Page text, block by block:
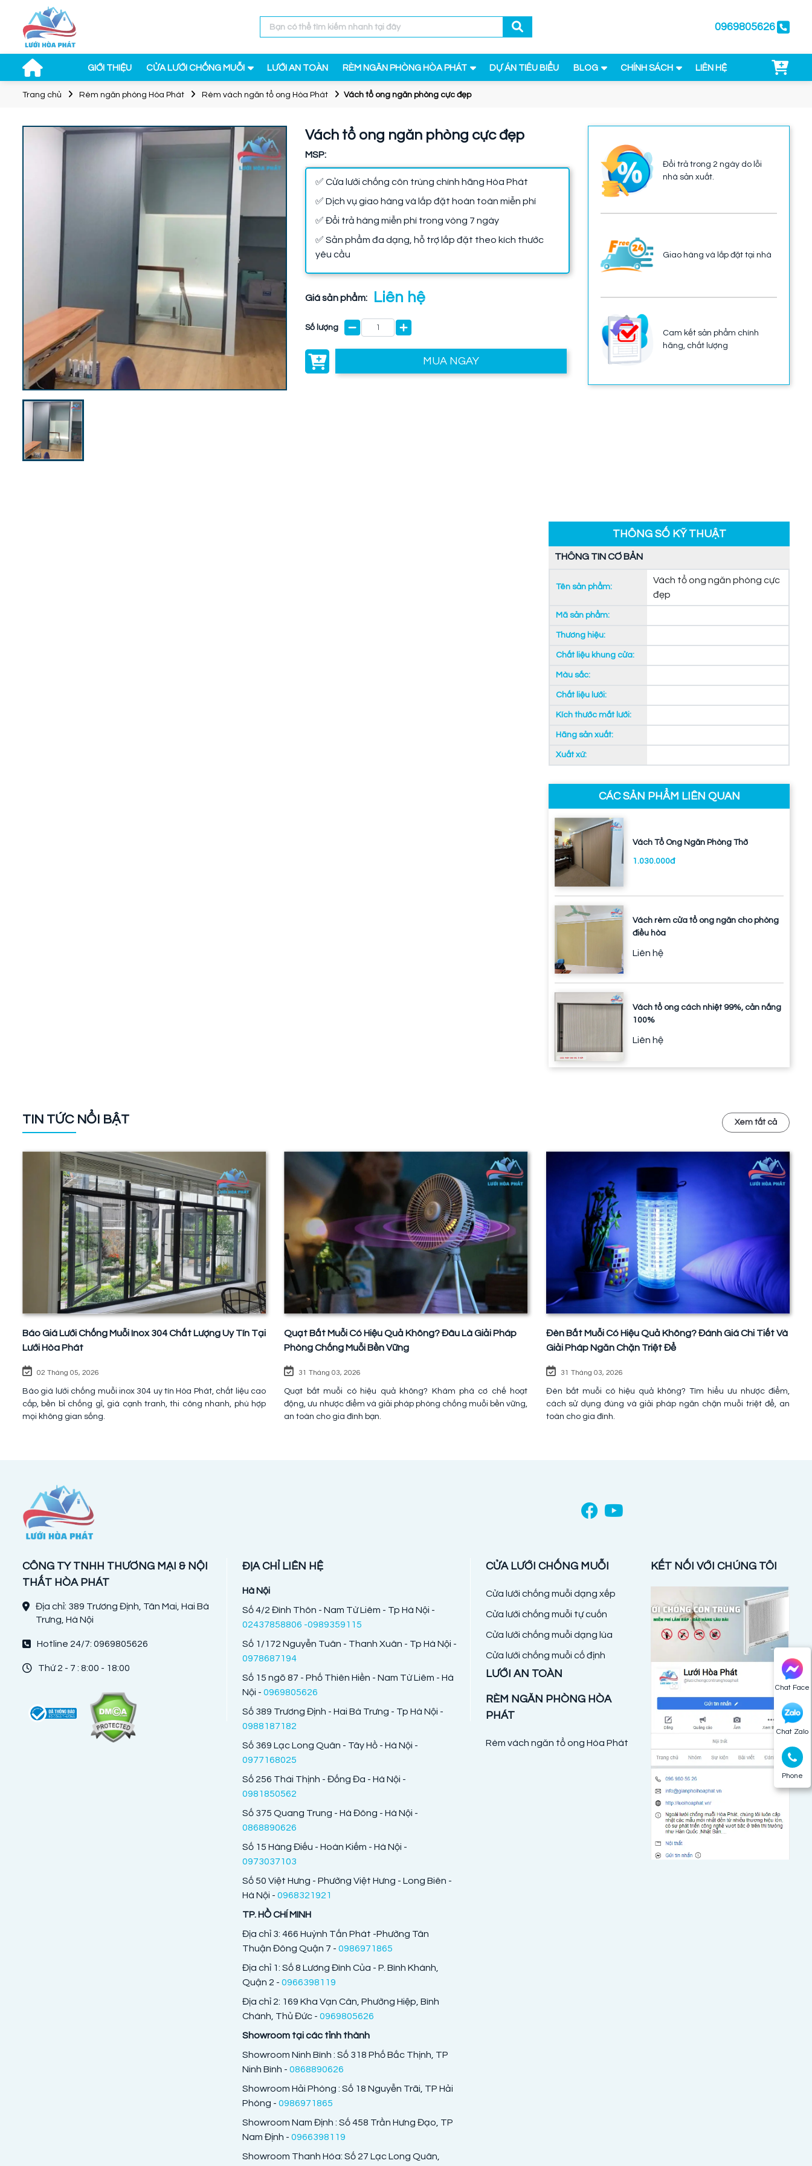
0969805626
GIỚI THIỆU CỬA LƯỚI CHỐNG MUỖI LƯỚI AN TOÀN RÈM NGĂN PHÒNG HÒA PHÁT DỰ ÁN TIÊU BIỂU BLOG CHÍNH SÁCH LIÊN HỆ
Chat Face
Chat Zalo
Phone
Trang chủ Rèm ngăn phòng Hòa Phát Rèm vách ngăn tổ ong Hòa Phát Vách tổ ong ngăn phòng cực đẹp
Vách tổ ong ngăn phòng cực đẹp
MSP:
✅ Cửa lưới chống côn trùng chính hãng Hòa Phát
✅ Dịch vụ giao hàng và lắp đặt hoàn toàn miễn phí
✅ Đổi trả hàng miễn phí trong vòng 7 ngày
✅ Sản phẩm đa dạng, hỗ trợ lắp đặt theo kích thước
yêu cầu
Giá sản phẩm: Liên hệ
Số lượng
MUA NGAY
Đổi trả trong 2 ngày do lỗi
nhà sản xuất.
Giao hàng và lắp đặt tại nhà
Cam kết sản phẩm chính
hãng, chất lượng
THÔNG SỐ KỸ THUẬT
THÔNG TIN CƠ BẢN
Tên sản phẩm:
Vách tổ ong ngăn phòng cực
đẹp
Mã sản phẩm:
Thương hiệu:
Chất liệu khung cửa:
Màu sắc:
Chất liệu lưới:
Kích thước mắt lưới:
Hãng sản xuất:
Xuất xứ:
CÁC SẢN PHẨM LIÊN QUAN
Vách Tổ Ong Ngăn Phòng Thờ
1.030.000đ
Vách rèm cửa tổ ong ngăn cho phòng
điều hòa
Liên hệ
Vách tổ ong cách nhiệt 99%, cản nắng
100%
Liên hệ
TIN TỨC NỔI BẬT
Báo Giá Lưới Chống Muỗi Inox 304 Chất Lượng Uy Tín Tại
Lưới Hòa Phát
02 Tháng 05, 2026
Báo giá lưới chống muỗi inox 304 uy tín Hòa Phát, chất liệu cao
cấp, bền bỉ chống gỉ, giá cạnh tranh, thi công nhanh, phù hợp
mọi không gian sống.
Quạt Bắt Muỗi Có Hiệu Quả Không? Đâu Là Giải Pháp
Phòng Chống Muỗi Bền Vững
31 Tháng 03, 2026
Quạt bắt muỗi có hiệu quả không? Khám phá cơ chế hoạt
động, ưu nhược điểm và giải pháp phòng chống muỗi bền vững,
an toàn cho gia đình bạn.
Đèn Bắt Muỗi Có Hiệu Quả Không? Đánh Giá Chi Tiết Và
Giải Pháp Ngăn Chặn Triệt Để
31 Tháng 03, 2026
Đèn bắt muỗi có hiệu quả không? Tìm hiểu ưu nhược điểm,
cách sử dụng đúng và giải pháp ngăn chặn muỗi triệt để, an
toàn cho gia đình.
Xem tất cả
CÔNG TY TNHH THƯƠNG MẠI & NỘI
THẤT HÒA PHÁT
Địa chỉ: 389 Trương Định, Tân Mai, Hai Bà
Trưng, Hà Nội
Hotline 24/7: 0969805626
Thứ 2 - 7 : 8:00 - 18:00
ĐỊA CHỈ LIÊN HỆ
Hà Nội
Số 4/2 Đình Thôn - Nam Từ Liêm - Tp Hà Nội -
02437858806 -0989359115
Số 1/172 Nguyễn Tuân - Thanh Xuân - Tp Hà Nội -
0978687194
Số 15 ngõ 87 - Phố Thiên Hiền - Nam Từ Liêm - Hà
Nội - 0969805626
Số 389 Trương Định - Hai Bà Trưng - Tp Hà Nội -
0988187182
Số 369 Lạc Long Quân - Tây Hồ - Hà Nội -
0977168025
Số 256 Thái Thịnh - Đống Đa - Hà Nội -
0981850562
Số 375 Quang Trung - Hà Đông - Hà Nội -
0868890626
Số 15 Hàng Điếu - Hoàn Kiếm - Hà Nội -
0973037103
Số 50 Việt Hưng - Phường Việt Hưng - Long Biên -
Hà Nội - 0968321921
TP. HỒ CHÍ MINH
Địa chỉ 3: 466 Huỳnh Tấn Phát -Phường Tân
Thuận Đông Quận 7 - 0986971865
Địa chỉ 1: Số 8 Lương Đình Của - P. Bình Khánh,
Quận 2 - 0966398119
Địa chỉ 2: 169 Kha Vạn Cân, Phường Hiệp, Bình
Chánh, Thủ Đức - 0969805626
Showroom tại các tỉnh thành
Showroom Ninh Bình : Số 318 Phố Bắc Thịnh, TP
Ninh Bình - 0868890626
Showroom Hải Phòng : Số 18 Nguyễn Trãi, TP Hải
Phòng - 0986971865
Showroom Nam Định : Số 458 Trần Hưng Đạo, TP
Nam Định - 0966398119
Showroom Thanh Hóa: Số 27 Lạc Long Quân,
CỬA LƯỚI CHỐNG MUỖI
Cửa lưới chống muỗi dạng xếp
Cửa lưới chống muỗi tự cuốn
Cửa lưới chống muỗi dạng lùa
Cửa lưới chống muỗi cố định
LƯỚI AN TOÀN
RÈM NGĂN PHÒNG HÒA
PHÁT
Rèm vách ngăn tổ ong Hòa Phát
KẾT NỐI VỚI CHÚNG TÔI